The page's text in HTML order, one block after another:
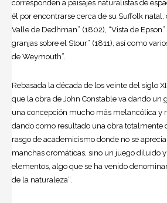
corresponden a paisajes naturalistas de
él por encontrarse cerca de su Suffolk natal,
Valle de Dedhman” (1802), “Vista de
granjas sobre el Stour” (1811), así como
de Weymouth”.
Rebasada la década de los veinte del siglo
que la obra de John Constable va dando un
una concepción mucho más melancólica y
dando como resultado una obra totalmente
rasgo de academicismo donde no se
manchas cromáticas, sino un juego diluido
elementos, algo que se ha venido
de la naturaleza”.